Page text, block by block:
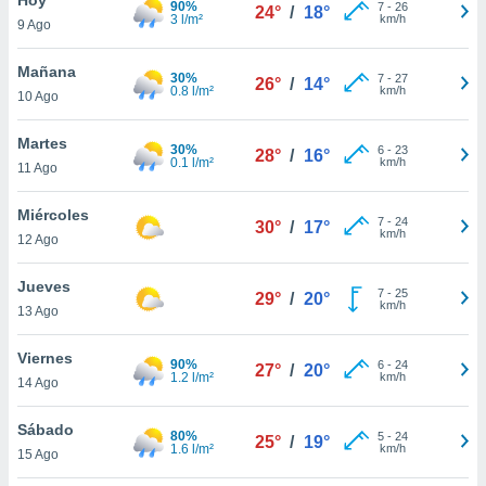
en
más
nuestra
de
cookies
aceptar
9 Ago
90%
3 l/m²
24° / 18° 7- 26
km/h
Mañana
10 Ago
30%
0.8 l/m²
26° / 14° 7- 27
km/h
Martes
11 Ago
30%
0.1 l/m²
28° / 16° 6- 23
km/h
Miércoles
12 Ago
30° / 17° 7- 24
km/h
Jueves
13 Ago
29° / 20° 7- 25
km/h
Viernes
14 Ago
90%
1.2 l/m²
27° / 20° 6- 24
km/h
Sábado
15 Ago
80%
1.6 l/m²
25° / 19° 5- 24
km/h